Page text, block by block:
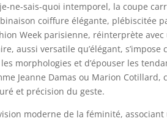
ne-sais-quoi intemporel, la coupe
coiffure élégante, plébiscitée
Week parisienne, réinterprète
aussi versatile qu’élégant,
morphologies et d’épouser les
Jeanne Damas ou Marion Cotillard,
et précision du geste.
moderne de la féminité,